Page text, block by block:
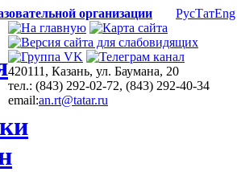
организации РусТатEng
420111, Казань, ул. Баумана, 20
тел.: (843) 292-02-72, (843) 292-40-34
email:an.rt@tatar.ru